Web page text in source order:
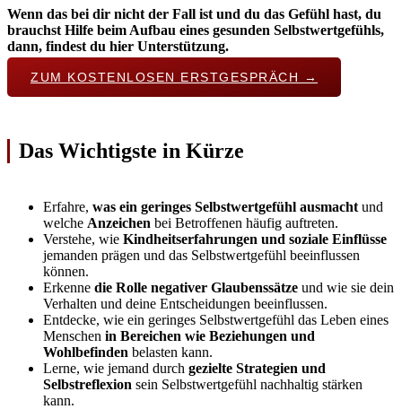
Wenn das bei dir nicht der Fall ist und du das Gefühl hast, du
brauchst Hilfe beim Aufbau eines gesunden Selbstwertgefühls,
dann, findest du hier Unterstützung.
ZUM KOSTENLOSEN ERSTGESPRÄCH →
Das Wichtigste in Kürze
Erfahre, was ein geringes Selbstwertgefühl ausmacht und
welche Anzeichen bei Betroffenen häufig auftreten.
Verstehe, wie Kindheitserfahrungen und soziale Einflüsse
jemanden prägen und das Selbstwertgefühl beeinflussen
können.
Erkenne die Rolle negativer Glaubenssätze und wie sie dein
Verhalten und deine Entscheidungen beeinflussen.
Entdecke, wie ein geringes Selbstwertgefühl das Leben eines
Menschen in Bereichen wie Beziehungen und
Wohlbefinden belasten kann.
Lerne, wie jemand durch gezielte Strategien und
Selbstreflexion sein Selbstwertgefühl nachhaltig stärken
kann.